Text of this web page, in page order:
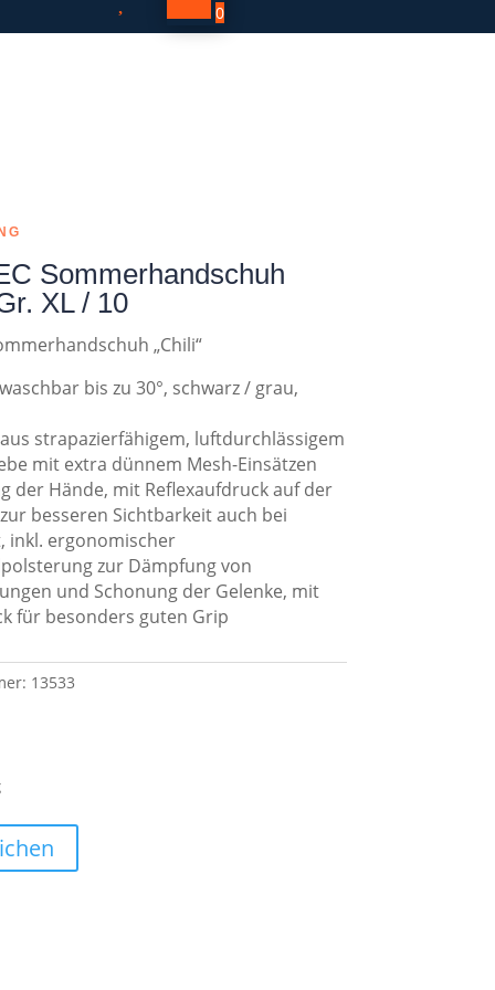
0
Sommerhandschuh
XL / 10
„Chili“
bis zu 30°, schwarz / grau,
strapazierfähigem, luftdurchlässigem
mit extra dünnem Mesh-Einsätzen
der Hände, mit Reflexaufdruck auf der
besseren Sichtbarkeit auch bei
inkl. ergonomischer
zur Dämpfung von
und Schonung der Gelenke, mit
für besonders guten Grip
13533